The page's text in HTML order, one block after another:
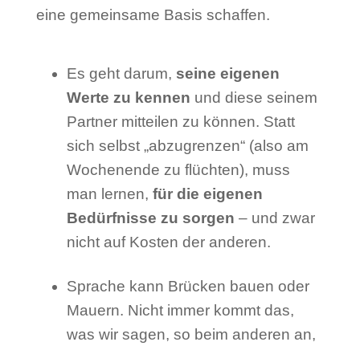
eine gemeinsame Basis schaffen.
Es geht darum, seine eigenen
Werte zu kennen und diese seinem
Partner mitteilen zu können. Statt
sich selbst „abzugrenzen“ (also am
Wochenende zu flüchten), muss
man lernen, für die eigenen
Bedürfnisse zu sorgen – und zwar
nicht auf Kosten der anderen.
Sprache kann Brücken bauen oder
Mauern. Nicht immer kommt das,
was wir sagen, so beim anderen an,